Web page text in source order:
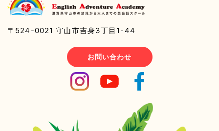
〒524-0021 守山市吉身3丁目1-44
お問い合わせ